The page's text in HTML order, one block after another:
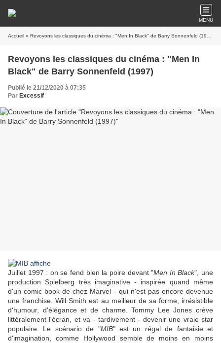
MENU
Accueil » Revoyons les classiques du cinéma : "Men In Black" de Barry Sonnenfeld (1997)
Revoyons les classiques du cinéma : "Men In
Black" de Barry Sonnenfeld (1997)
Publié le 21/12/2020 à 07:35
Par Excessif
Juillet 1997 : on se fend bien la poire devant "Men In Black", une
productionSpielberg très imaginative - inspirée quand même
d'un comic book de chez Marvel - qui n'est pas encore devenue
une franchise.Will Smith est au meilleur de sa forme, irrésistible
d'humour, d'élégance et de charme.Tommy Lee Jones crève
littéralement l'écran, et va - tardivement - devenir une vraie star
populaire. Le scénario de "MIB" est un régal de fantaisie et
d'imagination, comme Hollywood semble de moins en moins